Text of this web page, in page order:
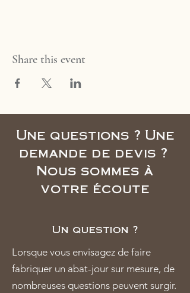
Share this event
Une questions ? Une
demande de devis ?
Nous sommes à
votre écoute
Un question ?
Lorsque vous envisagez de faire
fabriquer un abat-jour sur mesure, de
nombreuses questions peuvent surgir.